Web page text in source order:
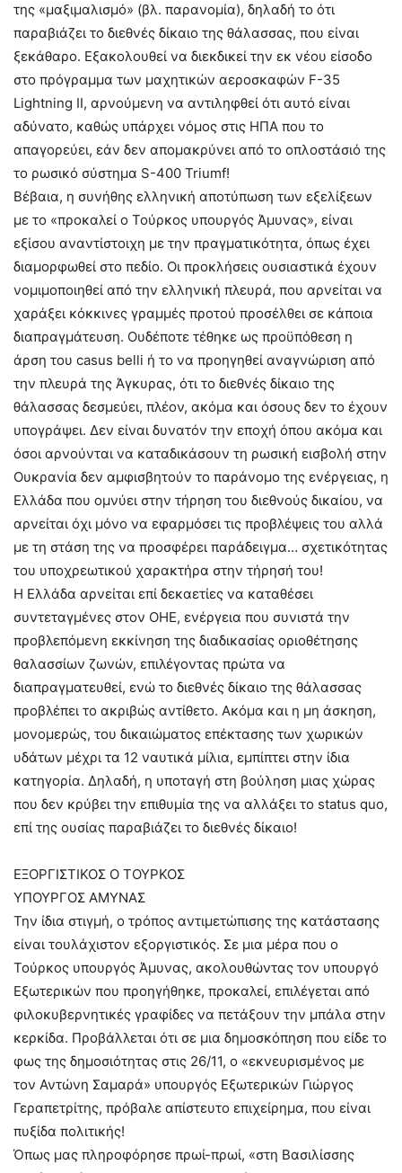
της «μαξιμαλισμό» (βλ. παρανομία), δηλαδή το ότι
παραβιάζει το διεθνές δίκαιο της θάλασσας, που είναι
ξεκάθαρο. Εξακολουθεί να διεκδικεί την εκ νέου είσοδο
στο πρόγραμμα των μαχητικών αεροσκαφών F-35
Lightning II, αρνούμενη να αντιληφθεί ότι αυτό είναι
αδύνατο, καθώς υπάρχει νόμος στις ΗΠΑ που το
απαγορεύει, εάν δεν απομακρύνει από το οπλοστάσιό της
το ρωσικό σύστημα S-400 Triumf!
Βέβαια, η συνήθης ελληνική αποτύπωση των εξελίξεων
με το «προκαλεί ο Τούρκος υπουργός Άμυνας», είναι
εξίσου αναντίστοιχη με την πραγματικότητα, όπως έχει
διαμορφωθεί στο πεδίο. Οι προκλήσεις ουσιαστικά έχουν
νομιμοποιηθεί από την ελληνική πλευρά, που αρνείται να
χαράξει κόκκινες γραμμές προτού προσέλθει σε κάποια
διαπραγμάτευση. Ουδέποτε τέθηκε ως προϋπόθεση η
άρση του casus belli ή το να προηγηθεί αναγνώριση από
την πλευρά της Άγκυρας, ότι το διεθνές δίκαιο της
θάλασσας δεσμεύει, πλέον, ακόμα και όσους δεν το έχουν
υπογράψει. Δεν είναι δυνατόν την εποχή όπου ακόμα και
όσοι αρνούνται να καταδικάσουν τη ρωσική εισβολή στην
Ουκρανία δεν αμφισβητούν το παράνομο της ενέργειας, η
Ελλάδα που ομνύει στην τήρηση του διεθνούς δικαίου, να
αρνείται όχι μόνο να εφαρμόσει τις προβλέψεις του αλλά
με τη στάση της να προσφέρει παράδειγμα… σχετικότητας
του υποχρεωτικού χαρακτήρα στην τήρησή του!
Η Ελλάδα αρνείται επί δεκαετίες να καταθέσει
συντεταγμένες στον ΟΗΕ, ενέργεια που συνιστά την
προβλεπόμενη εκκίνηση της διαδικασίας οριοθέτησης
θαλασσίων ζωνών, επιλέγοντας πρώτα να
διαπραγματευθεί, ενώ το διεθνές δίκαιο της θάλασσας
προβλέπει το ακριβώς αντίθετο. Ακόμα και η μη άσκηση,
μονομερώς, του δικαιώματος επέκτασης των χωρικών
υδάτων μέχρι τα 12 ναυτικά μίλια, εμπίπτει στην ίδια
κατηγορία. Δηλαδή, η υποταγή στη βούληση μιας χώρας
που δεν κρύβει την επιθυμία της να αλλάξει το status quo,
επί της ουσίας παραβιάζει το διεθνές δίκαιο!
ΕΞΟΡΓΙΣΤΙΚΟΣ Ο ΤΟΥΡΚΟΣ
ΥΠΟΥΡΓΟΣ ΑΜΥΝΑΣ
Την ίδια στιγμή, ο τρόπος αντιμετώπισης της κατάστασης
είναι τουλάχιστον εξοργιστικός. Σε μια μέρα που ο
Τούρκος υπουργός Άμυνας, ακολουθώντας τον υπουργό
Εξωτερικών που προηγήθηκε, προκαλεί, επιλέγεται από
φιλοκυβερνητικές γραφίδες να πετάξουν την μπάλα στην
κερκίδα. Προβάλλεται ότι σε μια δημοσκόπηση που είδε το
φως της δημοσιότητας στις 26/11, ο «εκνευρισμένος με
τον Αντώνη Σαμαρά» υπουργός Εξωτερικών Γιώργος
Γεραπετρίτης, πρόβαλε απίστευτο επιχείρημα, που είναι
πυξίδα πολιτικής!
Όπως μας πληροφόρησε πρωί-πρωί, «στη Βασιλίσσης